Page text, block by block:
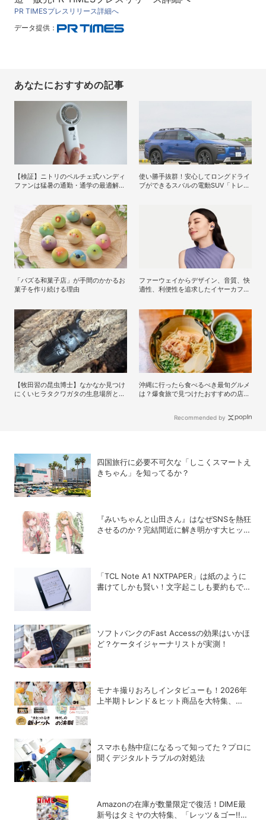
PR TIMESプレスリリース詳細へ
データ提供：
あなたにおすすめの記事
【検証】ニトリのペルチェ式ハンディ
ファンは猛暑の通勤・通学の最適解に
使い勝手抜群！安心してロングドライ
ブができるスバルの電動SUV「トレイ
「バズる和菓子店」が手間のかかるお
菓子を作り続ける理由
ファーウェイからデザイン、音質、快
適性、利便性を追求したイヤーカフ型
【牧田習の昆虫博士】なかなか見つけ
にくいヒラタクワガタの生息場所と採
沖縄に行ったら食べるべき最旬グルメ
は？爆食旅で見つけたおすすめの店8
Recommended by
四国旅行に必要不可欠な「しこくスマートえ
きちゃん」を知ってるか？
『みいちゃんと山田さん』はなぜSNSを熱狂
させるのか？完結間近に解き明かす大ヒット
「TCL Note A1 NXTPAPER」は紙のように
書けてしかも賢い！文字起こしも要約もでき
ソフトバンクのFast Accessの効果はいかほ
ど？ケータイジャーナリストが実測！
モナキ撮りおろしインタビューも！2026年
上半期トレンド＆ヒット商品を大特集、
スマホも熱中症になるって知ってた？プロに
聞くデジタルトラブルの対処法
Amazonの在庫が数量限定で復活！DIME最
新号はタミヤの大特集、「レッツ＆ゴー!!」